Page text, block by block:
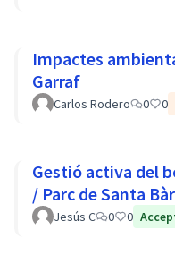
Impactes
Garraf
Carlos Rodero 0 0
Gestió activa del
/ Parc de Santa
Jesús C 0 0